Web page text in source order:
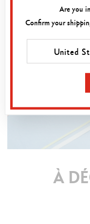
À
Are you
Confirm your
United